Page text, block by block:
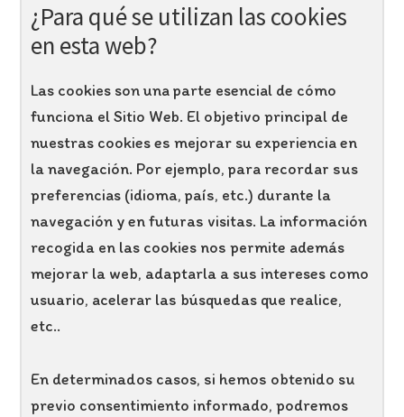
¿Para qué se utilizan las cookies
en esta web?
Las cookies son una parte esencial de cómo
funciona el Sitio Web. El objetivo principal de
nuestras cookies es mejorar su experiencia en
la navegación. Por ejemplo, para recordar sus
preferencias (idioma, país, etc.) durante la
navegación y en futuras visitas. La información
recogida en las cookies nos permite además
mejorar la web, adaptarla a sus intereses como
usuario, acelerar las búsquedas que realice,
etc..
En determinados casos, si hemos obtenido su
previo consentimiento informado, podremos